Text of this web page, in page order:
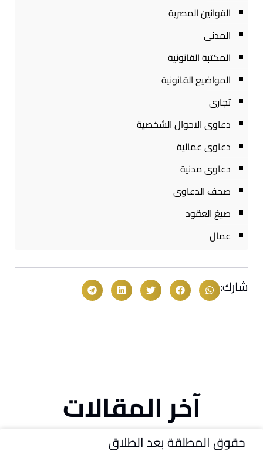
القوانين المصرية
المدنى
المكتبة القانونية
المواضيع القانونية
تجارى
دعاوى الاحوال الشخصية
دعاوى عمالية
دعاوى مدنية
صحف الدعاوى
صيغ العقود
عمال
شارك:
آخر المقالات
حقوق المطلقة بعد الطلاق